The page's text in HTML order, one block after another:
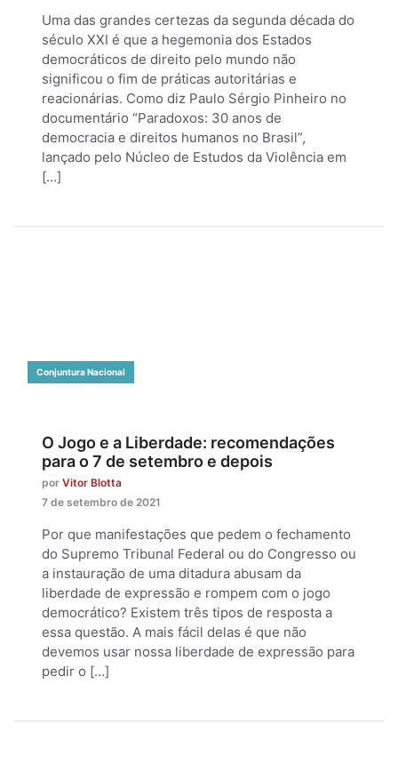
Uma das grandes certezas da segunda década do
século XXI é que a hegemonia dos Estados
democráticos de direito pelo mundo não
significou o fim de práticas autoritárias e
reacionárias. Como diz Paulo Sérgio Pinheiro no
documentário “Paradoxos: 30 anos de
democracia e direitos humanos no Brasil”,
lançado pelo Núcleo de Estudos da Violência em
[…]
Conjuntura Nacional
O Jogo e a Liberdade: recomendações
para o 7 de setembro e depois
por Vitor Blotta
7 de setembro de 2021
Por que manifestações que pedem o fechamento
do Supremo Tribunal Federal ou do Congresso ou
a instauração de uma ditadura abusam da
liberdade de expressão e rompem com o jogo
democrático? Existem três tipos de resposta a
essa questão. A mais fácil delas é que não
devemos usar nossa liberdade de expressão para
pedir o […]